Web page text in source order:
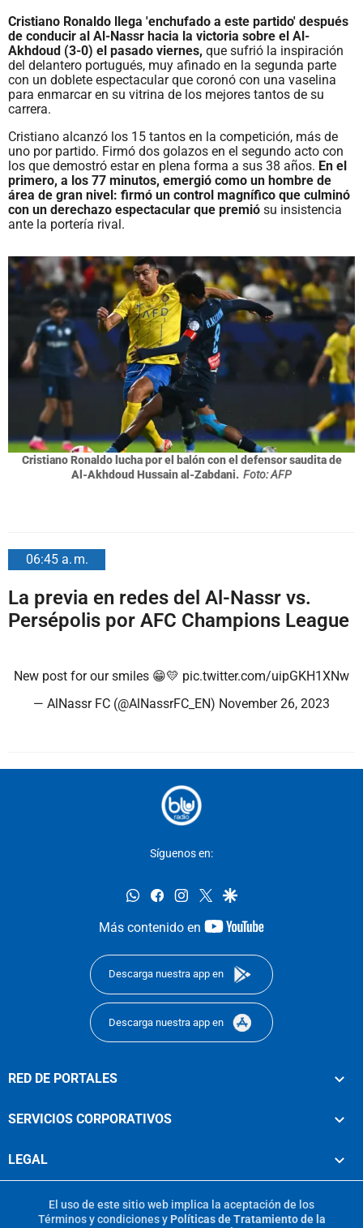
Cristiano Ronaldo llega 'enchufado a este partido' después
de conducir al Al-Nassr hacia la victoria sobre el Al-
Akhdoud (3-0) el pasado viernes, que sufrió la inspiración
del delantero portugués, muy afinado en la segunda parte
con un doblete espectacular que coronó con una vaselina
para enmarcar en su vitrina de los mejores tantos de su
carrera.
Cristiano alcanzó los 15 tantos en la competición, más de
uno por partido. Firmó dos golazos en el segundo acto con
los que demostró estar en plena forma a sus 38 años. En el
primero, a los 77 minutos, emergió como un hombre de
área de gran nivel: firmó un control magnífico que culminó
con un derechazo espectacular que premió su insistencia
ante la portería rival.
Cristiano Ronaldo lucha por el balón con el defensor saudita de
Al-Akhdoud Hussain al-Zabdani. Foto: AFP
06:45 a. m.
La previa en redes del Al-Nassr vs.
Persépolis por AFC Champions League
New post for our smiles 😁💛 pic.twitter.com/uipGKH1XNw
— AlNassr FC (@AlNassrFC_EN) November 26, 2023
Síguenos en:
whatsappfacebookinstagram
twittergoogle
Más contenido en
youtube-
Descarga nuestra app en
Descarga nuestra app en
RED DE PORTALES
SERVICIOS CORPORATIVOS
LEGAL
El uso de este sitio web implica la aceptación de los
Términos y condicionesy Políticas de Tratamiento de la